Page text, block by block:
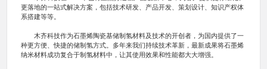
更落地的一站式解决方案，包括技术研发、产品开发、策划设计、知识产权体
系搭建等等。
木齐科技作为石墨烯陶瓷基储制氢材料及技术的开创者，为国内提供了一
种更方便、快捷的储制氢方式。多年来我们持续技术革新，最新成果将石墨烯
纳米材料成功复合于制氢材料中，让其使用效果和性能都大大增强。